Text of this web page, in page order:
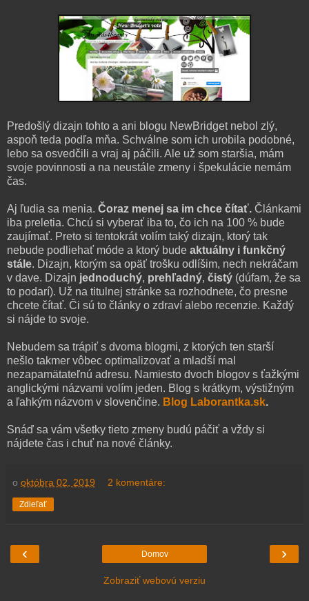
Predošlý dizajn tohto a ani blogu NewBridget nebol zlý,
aspoň teda podľa mňa. Schválne som ich urobila podobné,
lebo sa osvedčili a vraj aj páčili. Ale už som staršia, mám
svoje povinnosti a na neustále zmeny i špekulácie nemám
čas.
Aj ľudia sa menia. Čoraz menej sa im chce čítať. Článkami
iba preletia. Chcú si vyberať iba to, čo ich na 100 % bude
zaujímať. Preto si tentokrát volím taký dizajn, ktorý tak
nebude podliehať móde a ktorý bude aktuálny i funkčný
stále. Dizajn, ktorým sa opäť trošku odlíšim, nech nekráčam
v dave. Dizajn jednoduchý, prehľadný, čistý (dúfam, že sa
to podarí). Už na titulnej stránke sa rozhodnete, čo presne
chcete čítať. Či sú to články o zdraví alebo recenzie. Každý
si nájde to svoje.
Nebudem sa trápiť s dvoma blogmi, z ktorých ten starší
nešlo takmer vôbec optimalizovať a mladší mal
nezapamätateľnú adresu. Namiesto dvoch blogov s ťažkými
anglickými názvami volím jeden. Blog s krátkym, výstižným
a ľahkým názvom v slovenčine. Blog Laborantka.sk.
Snáď sa vám všetky tieto zmeny budú páčiť a vždy si
nájdete čas i chuť na nové články.
o októbra 02, 2019 2 komentáre:
Zdieľať
‹ ›
Domov
Zobraziť webovú verziu